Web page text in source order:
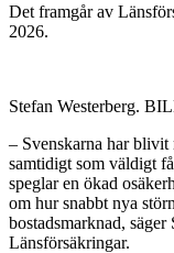
Det framgår av
2026.
Stefan Westerberg.
– Svenskarna har blivit
samtidigt som väldigt
speglar en ökad
om hur snabbt nya
bostadsmarknad,
Länsförsäkringar.